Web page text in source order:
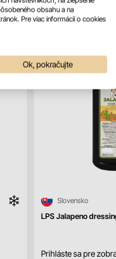
LPS Jalapeno
Slovensko
Prihláste sa pre
obsahu a na
Pre viac informácií o cookies
Ok, pokračujte